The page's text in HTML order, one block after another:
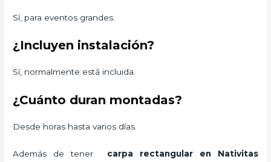
Sí, para eventos grandes.
¿Incluyen instalación?
Sí, normalmente está incluida.
¿Cuánto duran montadas?
Desde horas hasta varios días.
Además de tener carpa rectangularen Nativitas